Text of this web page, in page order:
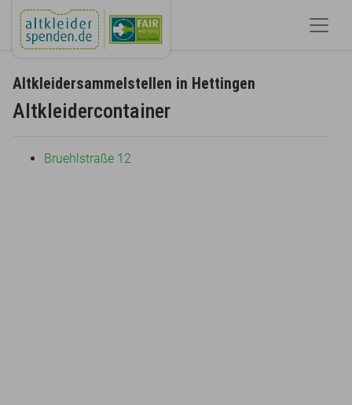
Altkleidersammelstellen in Hettingen
Altkleidercontainer
Bruehlstraße 12